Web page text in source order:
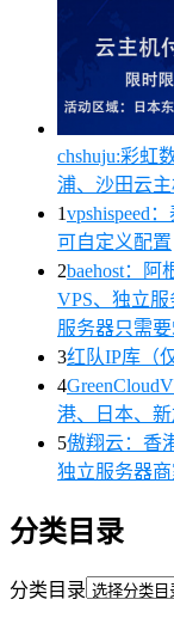
chshuju:彩虹
浦、沙田云
1vpshispeed
可自定义配置
2baehost：
VPS、独立
服务器只需
3红队IP库（
4
港、日本、新
5傲翔云：香
独立服务器
分类目录
分类目录